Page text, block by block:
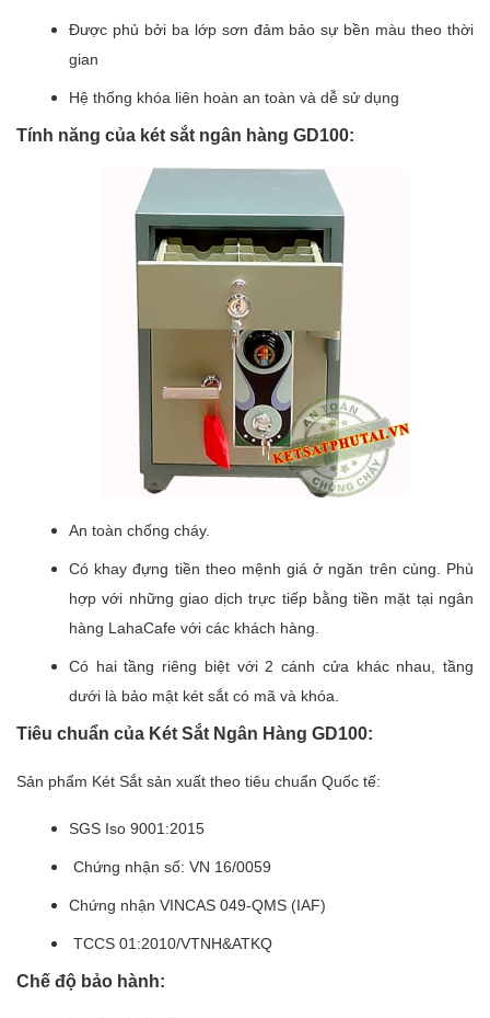
Được phủ bởi ba lớp sơn đảm bảo sự bền màu theo thời
gian
Hệ thống khóa liên hoàn an toàn và dễ sử dụng
Tính năng của két sắt ngân hàng GD100:
An toàn chống cháy.
Có khay đựng tiền theo mệnh giá ở ngăn trên cùng. Phù
hợp với những giao dịch trực tiếp bằng tiền mặt tại ngân
hàng LahaCafe với các khách hàng.
Có hai tầng riêng biệt với 2 cánh cửa khác nhau, tầng
dưới là bảo mật két sắt có mã và khóa.
Tiêu chuẩn của Két Sắt Ngân Hàng GD100:
Sản phẩm Két Sắt sản xuất theo tiêu chuẩn Quốc tế:
SGS Iso 9001:2015
Chứng nhận số: VN 16/0059
Chứng nhận VINCAS 049-QMS (IAF)
TCCS 01:2010/VTNH&ATKQ
Chế độ bảo hành: